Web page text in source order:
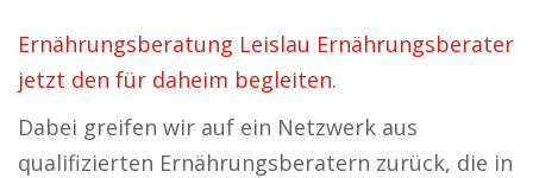
Ernährungsberatung Leislau Ernährungsberater
jetzt den für daheim begleiten.
Dabei greifen wir auf ein Netzwerk aus
qualifizierten Ernährungsberatern zurück, die in